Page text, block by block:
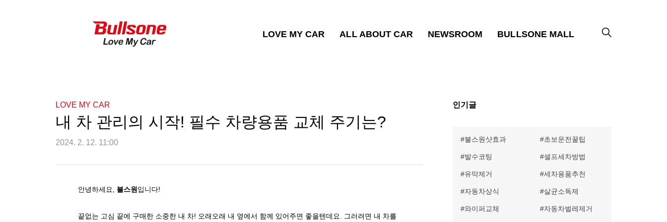
LOVE MY CAR ALL ABOUT CAR NEWSROOM BULLSONE MALL
LOVE MY CAR
내 차 관리의 시작! 필수 차량용품 교체 주기는?
2024. 2. 12. 11:00
안녕하세요 불스원 입니다!
끝없는 고심 끝에 구매한 소중한 내 차! 오래오래 내 옆에서 함께 있어주면 좋을텐데요 그러려면 내 차를
인기글
불스원샷효과 초보운전꿀팁
발수코팅 셀프세차방법
유막제거 세차용품추천
자동차상식 살균소독제
와이퍼교체 자동차벌레제거